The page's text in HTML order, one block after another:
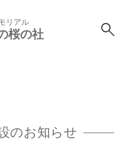
リアル
桜の社
のお知らせ